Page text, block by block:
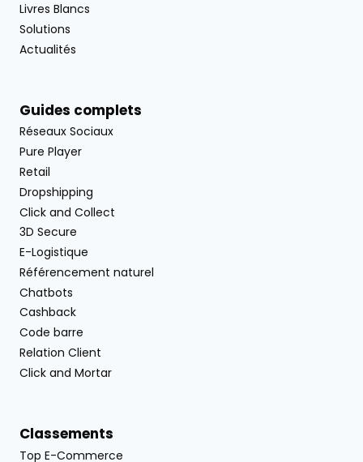
Livres Blancs
Solutions
Actualités
Guides complets
Réseaux Sociaux
Pure Player
Retail
Dropshipping
Click and Collect
3D Secure
E-Logistique
Référencement naturel
Chatbots
Cashback
Code barre
Relation Client
Click and Mortar
Classements
Top E-Commerce